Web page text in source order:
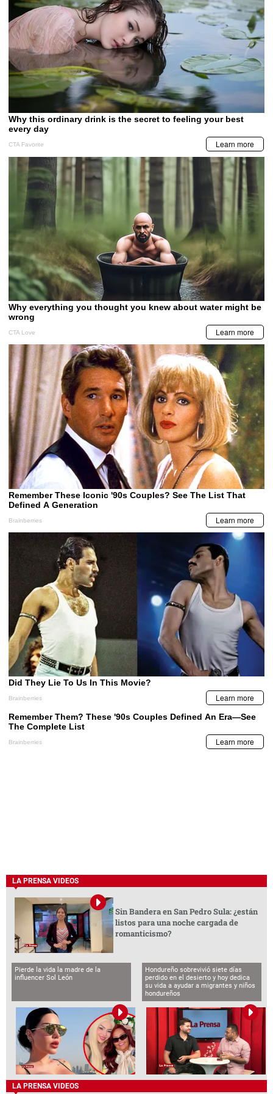
LA PRENSA VIDEOS
Sin Bandera en San Pedro Sula: ¿están
listos para una noche cargada de
romanticismo?
Pierde la vida la madre de la
influencer Sol León
Hondureño sobrevivió siete días
perdido en el desierto y hoy dedica
su vida a ayudar a migrantes y niños
hondureños
LA PRENSA VIDEOS